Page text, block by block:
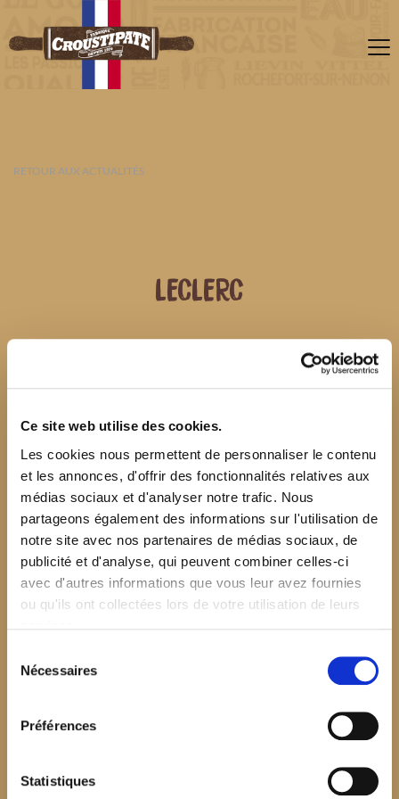
Ce site web utilise des cookies.
Les cookies nous permettent de personnaliser le contenu
et les annonces, d'offrir des fonctionnalités relatives aux
médias sociaux et d'analyser notre trafic. Nous
partageons également des informations sur l'utilisation de
notre site avec nos partenaires de médias sociaux, de
publicité et d'analyse, qui peuvent combiner celles-ci
avec d'autres informations que vous leur avez fournies
ou qu'ils ont collectées lors de votre utilisation de leurs
Nécessaires
Préférences
Statistiques
RETOUR AUX ACTUALITÉS
LECLERC